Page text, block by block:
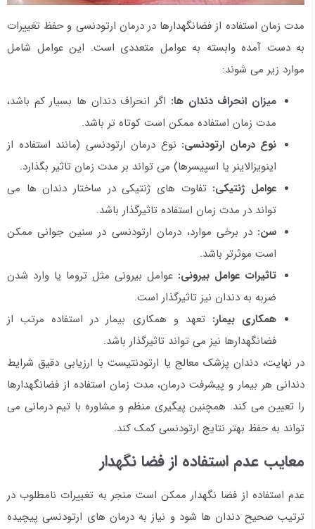
مدت زمان استفاده از فضانگهدارها در درمان ارتودنسی و حفظ تغییرات
به دست آمده وابسته به عوامل متعددی است. این عوامل شامل
موارد زیر می شوند:
میزان انحراف دندان ها: اگر انحراف دندان ها بسیار کم باشد،
مدت زمان استفاده ممکن است کوتاه تر باشد.
نوع درمان ارتودنسی: نوع درمان ارتودنسی (مانند استفاده از
اینویزالاینر یا اسپیسرها) می تواند بر مدت زمان تاثیر بگذارد.
عوامل ژنتیکی: تفاوت های ژنتیکی در ساختار دندان ها می
تواند در مدت زمان استفاده تاثیرگذار باشد.
سن: در برخی موارد، درمان ارتودنسی در سنین جوانی ممکن
است موثرتر باشد.
تاثیرات عوامل بیرونی: عوامل بیرونی مثل تروما یا وارد شدن
ضربه به دندان نیز تاثیرگذار است.
همکاری بیمار: تعهد و همکاری بیمار در استفاده مرتب از
فضانگهدارها نیز می تواند تاثیرگذار باشد.
در نهایت، دندان پزشک معالج یا ارتودنتیست با ارزیابی دقیق شرایط
دندانی هر بیمار و پیشرفت درمان، مدت زمان استفاده از فضانگهدارها
را تعیین می کند. همچنین پیگیری منظم و مشاوره با تیم درمانی می
تواند به حفظ بهتر نتایج ارتودنسی کمک کند.
معایب عدم استفاده از فضا نگهدار
عدم استفاده از فضا نگهدار ممکن است منجر به تغییرات نامطلوب در
ترتیب صحیح دندان ها شود و نیاز به درمان های ارتودنسی پیچیده